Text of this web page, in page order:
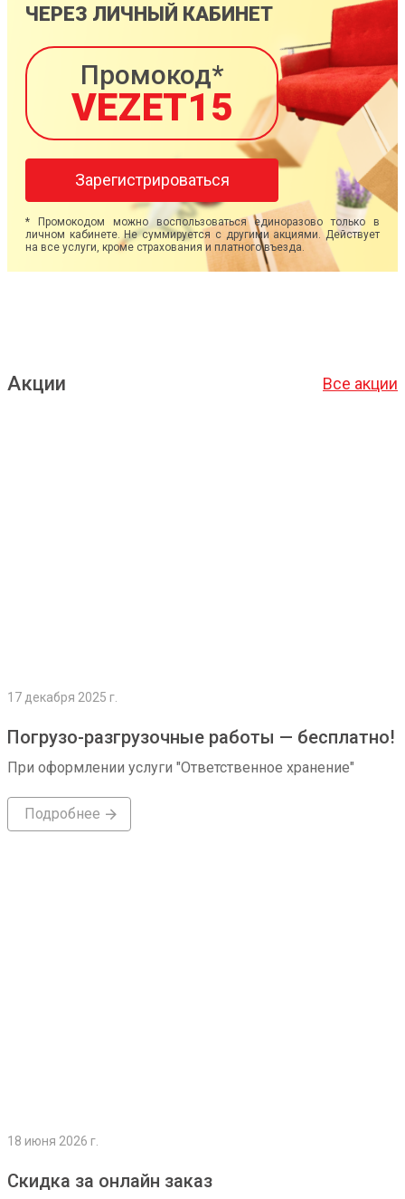
ЧЕРЕЗ ЛИЧНЫЙ КАБИНЕТ
Промокод*
VEZET15
Зарегистрироваться
* Промокодом можно воспользоваться единоразово только в
личном кабинете. Не суммируется с другими акциями. Действует
на все услуги, кроме страхования и платного въезда.
Акции Все акции
17 декабря 2025 г.
Погрузо-разгрузочные работы — бесплатно!
При оформлении услуги "Ответственное хранение"
Подробнее
18 июня 2026 г.
Скидка за онлайн заказ